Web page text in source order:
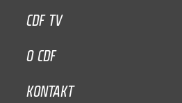
CDF TV
O CDF
KONTAKT